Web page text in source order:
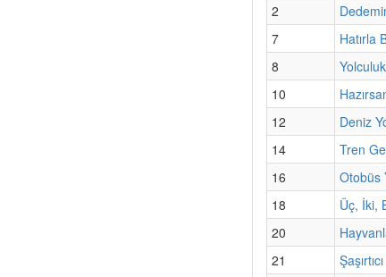
2
7
Hatırla
8
10
12
Deniz
14
Tren
16
Otobüs
18
Üç, İki,
20
21